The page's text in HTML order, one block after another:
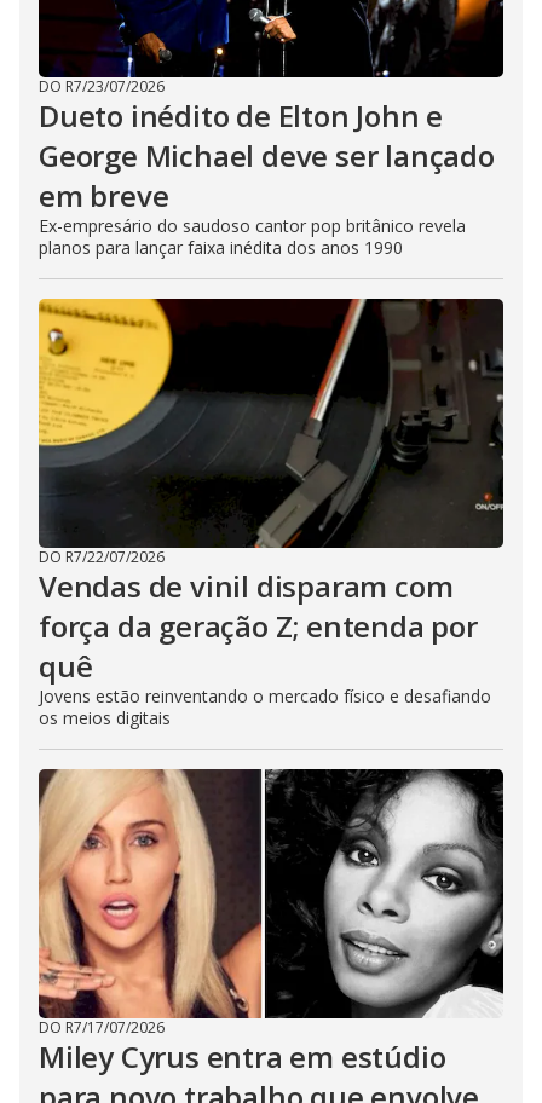
DO R7/23/07/2026
Dueto inédito de Elton John e
George Michael deve ser lançado
em breve
Ex-empresário do saudoso cantor pop britânico revela
planos para lançar faixa inédita dos anos 1990
DO R7/22/07/2026
Vendas de vinil disparam com
força da geração Z; entenda por
quê
Jovens estão reinventando o mercado físico e desafiando
os meios digitais
DO R7/17/07/2026
Miley Cyrus entra em estúdio